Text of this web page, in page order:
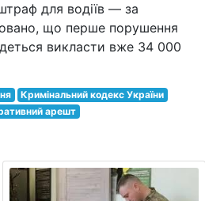
для водіїв — за
що перше порушення
викласти вже 34 000
Кримінальний кодекс України
арешт